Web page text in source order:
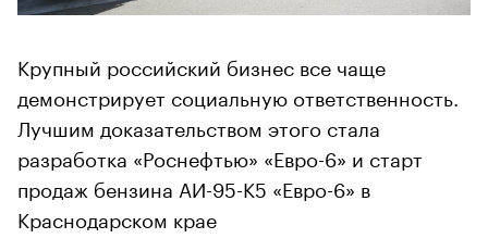
Крупный российский бизнес все чаще
демонстрирует социальную ответственность.
Лучшим доказательством этого стала
разработка «Роснефтью» «Евро-6» и старт
продаж бензина АИ-95-K5 «Евро-6» в
Краснодарском крае